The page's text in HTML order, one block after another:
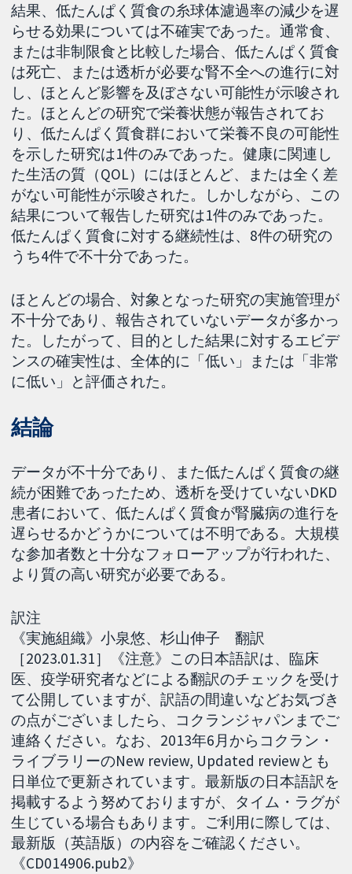
結果、低たんぱく質食の糸球体濾過率の減少を遅
らせる効果については不確実であった。通常食、
または非制限食と比較した場合、低たんぱく質食
は死亡、または透析が必要な腎不全への進行に対
し、ほとんど影響を及ぼさない可能性が示唆され
た。ほとんどの研究で栄養状態が報告されてお
り、低たんぱく質食群において栄養不良の可能性
を示した研究は1件のみであった。健康に関連し
た生活の質（QOL）にはほとんど、または全く差
がない可能性が示唆された。しかしながら、この
結果について報告した研究は1件のみであった。
低たんぱく質食に対する継続性は、8件の研究の
うち4件で不十分であった。
ほとんどの場合、対象となった研究の実施管理が
不十分であり、報告されていないデータが多かっ
た。したがって、目的とした結果に対するエビデ
ンスの確実性は、全体的に「低い」または「非常
に低い」と評価された。
結論
データが不十分であり、また低たんぱく質食の継
続が困難であったため、透析を受けていないDKD
患者において、低たんぱく質食が腎臓病の進行を
遅らせるかどうかについては不明である。大規模
な参加者数と十分なフォローアップが行われた、
より質の高い研究が必要である。
訳注
《実施組織》小泉悠、杉山伸子 翻訳
［2023.01.31］《注意》この日本語訳は、臨床
医、疫学研究者などによる翻訳のチェックを受け
て公開していますが、訳語の間違いなどお気づき
の点がございましたら、コクランジャパンまでご
連絡ください。なお、2013年6月からコクラン・
ライブラリーのNew review, Updated reviewとも
日単位で更新されています。最新版の日本語訳を
掲載するよう努めておりますが、タイム・ラグが
生じている場合もあります。ご利用に際しては、
最新版（英語版）の内容をご確認ください。
《CD014906.pub2》